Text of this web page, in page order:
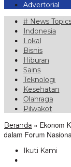
Advertorial
# News
Indonesia
Lokal
Bisnis
Hiburan
Sains
Teknologi
Kesehatan
Olahraga
Pilwakot
Beranda » Ekonom
dalam Forum
Ikuti Kami